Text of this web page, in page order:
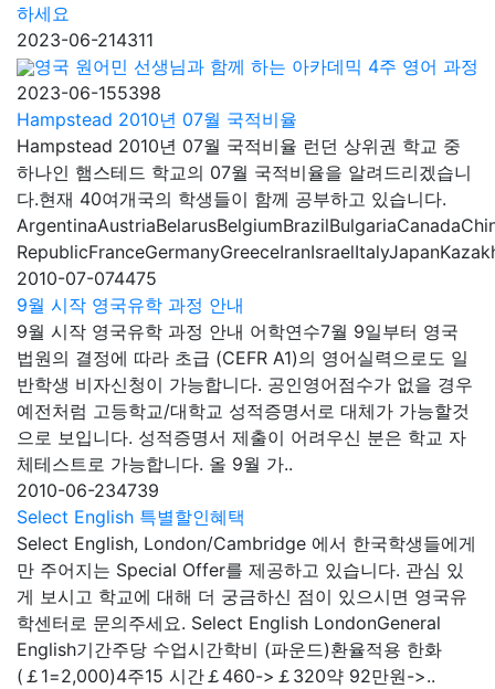
하세요
2023-06-214311
영국 원어민 선생님과 함께 하는 아카데믹 4주 영어 과정
2023-06-155398
Hampstead 2010년 07월 국적비율
Hampstead 2010년 07월 국적비율 런던 상위권 학교 중
하나인 햄스테드 학교의 07월 국적비율을 알려드리겠습니
다.현재 40여개국의 학생들이 함께 공부하고 있습니다.
2010-07-074475
9월 시작 영국유학 과정 안내
9월 시작 영국유학 과정 안내 어학연수7월 9일부터 영국
법원의 결정에 따라 초급 (CEFR A1)의 영어실력으로도 일
반학생 비자신청이 가능합니다. 공인영어점수가 없을 경우
예전처럼 고등학교/대학교 성적증명서로 대체가 가능할것
으로 보입니다. 성적증명서 제출이 어려우신 분은 학교 자
체테스트로 가능합니다. 올 9월 가..
2010-06-234739
Select English 특별할인혜택
Select English, London/Cambridge 에서 한국학생들에게
만 주어지는 Special Offer를 제공하고 있습니다. 관심 있
게 보시고 학교에 대해 더 궁금하신 점이 있으시면 영국유
학센터로 문의주세요. Select English LondonGeneral
English기간주당 수업시간학비 (파운드)환율적용 한화
(￡1=2,000)4주15 시간￡460->￡320약 92만원->..